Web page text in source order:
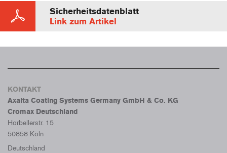
Sicherheitsdatenblatt
Link zum Artikel
KONTAKT
Axalta Coating Systems Germany GmbH & Co. KG
Cromax Deutschland
Horbellerstr. 15
50858 Köln
Deutschland